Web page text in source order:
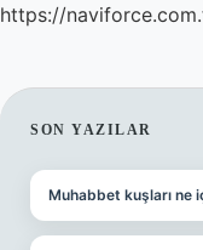
https://
SON YAZILAR
Muhabbet kuşları ne